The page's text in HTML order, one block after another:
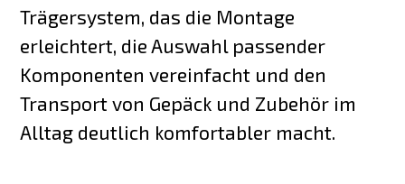
Trägersystem, das die Montage
erleichtert, die Auswahl passender
Komponenten vereinfacht und den
Transport von Gepäck und Zubehör im
Alltag deutlich komfortabler macht.